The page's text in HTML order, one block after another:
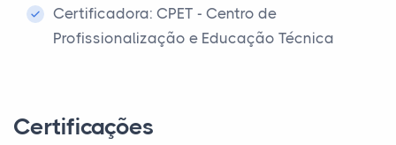
Certificadora: CPET - Centro de
Profissionalização e Educação Técnica
Certificações